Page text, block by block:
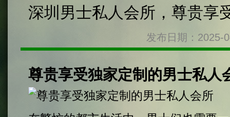
深圳男士私人会所，尊贵享
发布日期：
尊贵享受独家定制的男士私人